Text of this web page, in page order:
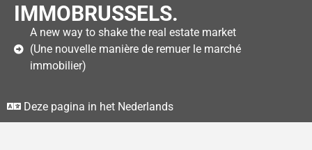
IMMOBRUSSELS.
A new way to shake the real estate market
(Une nouvelle manière de remuer le marché
immobilier)
Deze pagina in het Nederlands